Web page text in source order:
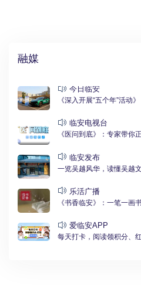
融媒
今日临安
《深入开展“五个年”活动
临安电视台
《医问到底》：专家带你
临安发布
一览吴越风华，读懂吴越
乐活广播
《书香临安》：一笔一画
爱临安APP
每天打卡，阅读领积分、红